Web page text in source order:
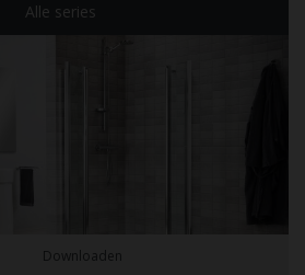
Alle series
Downloaden